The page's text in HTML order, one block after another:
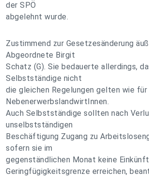
der SPÖ
abgelehnt wurde.
Zustimmend zur Gesetzesänderung
Abgeordnete Birgit
Schatz (G). Sie bedauerte allerdings,
Selbstständige nicht
die gleichen Regelungen gelten wie für
NebenerwerbslandwirtInnen.
Auch Selbstständige sollten nach
unselbstständigen
Beschäftigung Zugang zu
sofern sie im
gegenständlichen Monat keine
Geringfügigkeitsgrenze erreichen,